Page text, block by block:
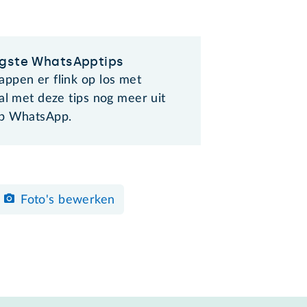
WhatsApptips
er flink op los met
met deze tips nog meer uit
WhatsApp.
Foto's bewerken